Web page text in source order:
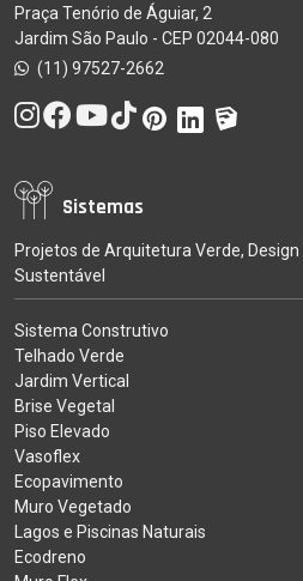
Praça Tenório de Águiar, 2
Jardim São Paulo - CEP 02044-080
(11) 97527-2662
Sistemas
Projetos de Arquitetura Verde,
Sustentável
Sistema Construtivo
Telhado Verde
Jardim Vertical
Brise Vegetal
Piso Elevado
Vasoflex
Ecopavimento
Muro Vegetado
Lagos e Piscinas Naturais
Ecodreno